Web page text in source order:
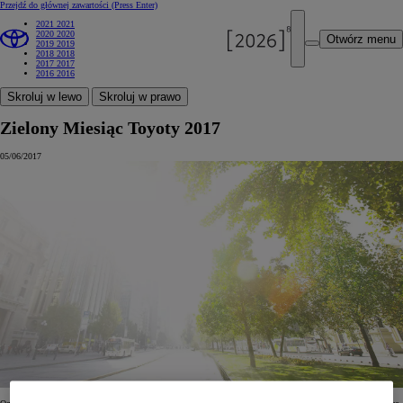
Przejdź do głównej zawartości (Press Enter)
Otwórz menu
2021 2021
2020 2020
2019 2019
2018 2018
2017 2017
2016 2016
Skroluj w lewo Skroluj w prawo
Zielony Miesiąc Toyoty 2017
05/06/2017